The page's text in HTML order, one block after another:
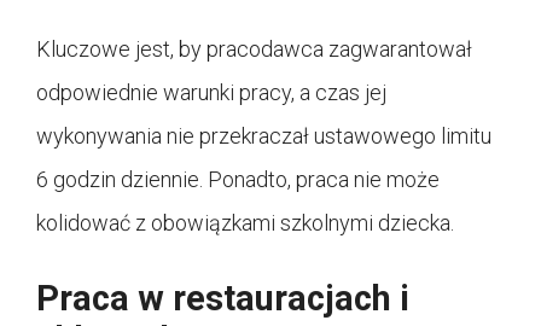
Kluczowe jest, by pracodawca zagwarantował
odpowiednie warunki pracy, a czas jej
wykonywania nie przekraczał ustawowego limitu
6 godzin dziennie. Ponadto, praca nie może
kolidować z obowiązkami szkolnymi dziecka.
Praca w restauracjach i